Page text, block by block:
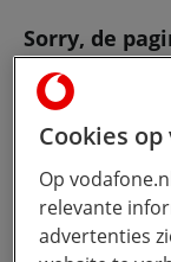
Sorry, de
bestaat
niet meer.
om je vraag
Wat wil je
typt, hoe
Cookies
Op
relevante
advertenties